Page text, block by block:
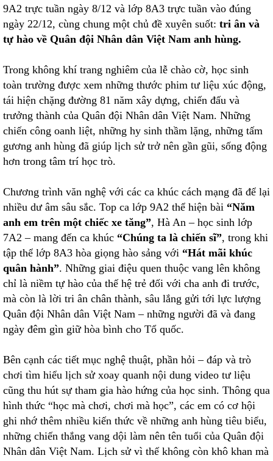
9A2 trực tuần ngày 8/12 và lớp 8A3 trực tuần vào đúng
ngày 22/12, cùng chung một chủ đề xuyên suốt: tri ân và
tự hào về Quân đội Nhân dân Việt Nam anh hùng.
Trong không khí trang nghiêm của lễ chào cờ, học sinh
toàn trường được xem những thước phim tư liệu xúc động,
tái hiện chặng đường 81 năm xây dựng, chiến đấu và
trưởng thành của Quân đội Nhân dân Việt Nam. Những
chiến công oanh liệt, những hy sinh thầm lặng, những tấm
gương anh hùng đã giúp lịch sử trở nên gần gũi, sống động
hơn trong tâm trí học trò.
Chương trình văn nghệ với các ca khúc cách mạng đã để lại
nhiều dư âm sâu sắc. Top ca lớp 9A2 thể hiện bài “Năm
anh em trên một chiếc xe tăng”, Hà An – học sinh lớp
7A2 – mang đến ca khúc “Chúng ta là chiến sĩ”, trong khi
tập thể lớp 8A3 hòa giọng hào sảng với “Hát mãi khúc
quân hành”. Những giai điệu quen thuộc vang lên không
chỉ là niềm tự hào của thế hệ trẻ đối với cha anh đi trước,
mà còn là lời tri ân chân thành, sâu lắng gửi tới lực lượng
Quân đội Nhân dân Việt Nam – những người đã và đang
ngày đêm gìn giữ hòa bình cho Tổ quốc.
Bên cạnh các tiết mục nghệ thuật, phần hỏi – đáp và trò
chơi tìm hiểu lịch sử xoay quanh nội dung video tư liệu
cũng thu hút sự tham gia hào hứng của học sinh. Thông qua
hình thức “học mà chơi, chơi mà học”, các em có cơ hội
ghi nhớ thêm nhiều kiến thức về những anh hùng tiêu biểu,
những chiến thắng vang dội làm nên tên tuổi của Quân đội
Nhân dân Việt Nam. Lịch sử vì thế không còn khô khan mà